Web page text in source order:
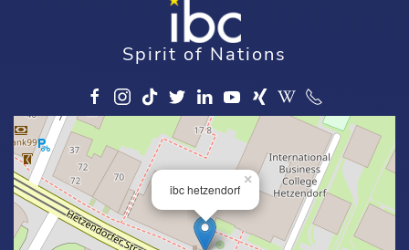
Spirit of Nations
ibc hetzendorf
×